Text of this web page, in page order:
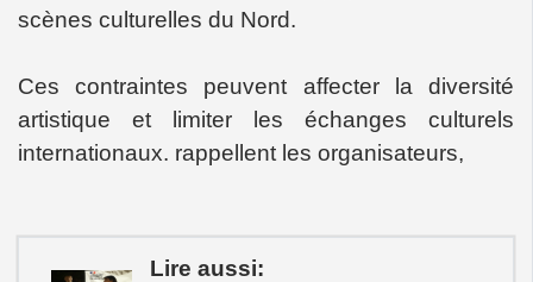
scènes culturelles du Nord.
Ces contraintes peuvent affecter la diversité
artistique et limiter les échanges culturels
internationaux. rappellent les organisateurs,
Lire aussi: